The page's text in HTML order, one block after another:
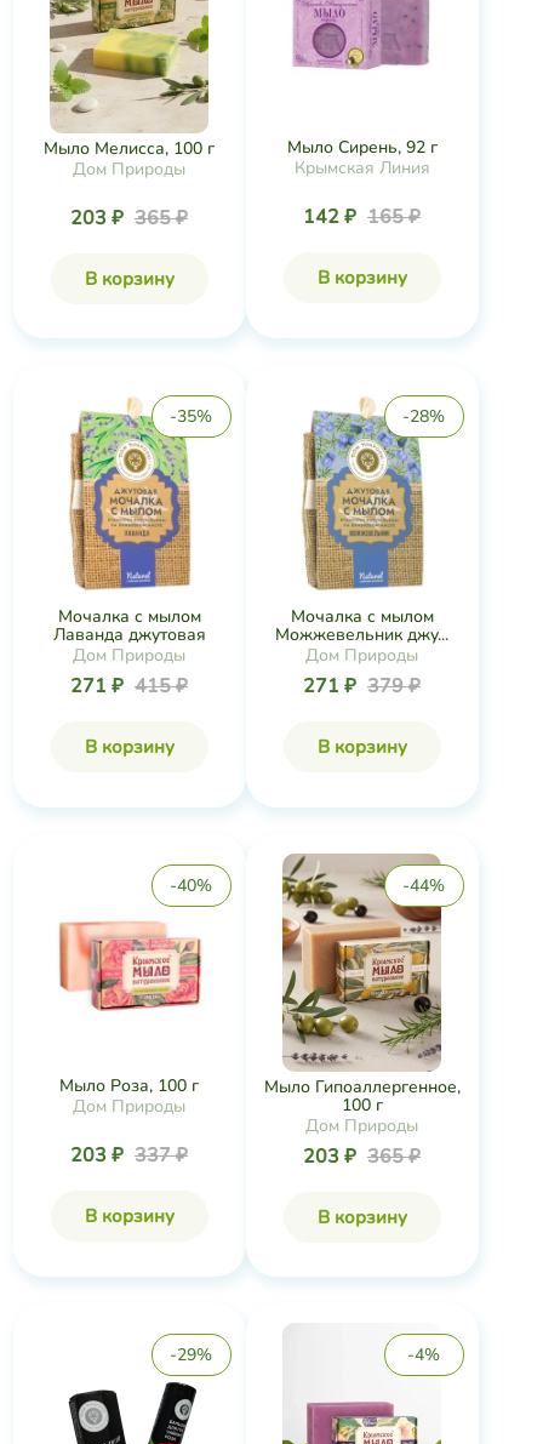
Мыло Мелисса, 100 г
Дом Природы
203 ₽ 365 ₽
В корзину
Мыло Сирень, 92 г
Крымская Линия
142 ₽ 165 ₽
В корзину
-35%
Мочалка с мылом
Лаванда джутовая
Дом Природы
271 ₽ 415 ₽
В корзину
-28%
Мочалка с мылом
Можжевельник джу...
Дом Природы
271 ₽ 379 ₽
В корзину
-40%
Мыло Роза, 100 г
Дом Природы
203 ₽ 337 ₽
В корзину
-44%
Мыло Гипоаллергенное,
100 г
Дом Природы
203 ₽ 365 ₽
В корзину
-29% -4%